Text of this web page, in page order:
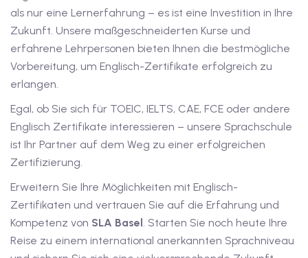
als nur eine Lernerfahrung – es ist eine Investition in Ihre
Zukunft. Unsere maßgeschneiderten Kurse und
erfahrene Lehrpersonen bieten Ihnen die bestmögliche
Vorbereitung, um Englisch-Zertifikate erfolgreich zu
erlangen.
Egal, ob Sie sich für TOEIC, IELTS, CAE, FCE oder andere
Englisch Zertifikate interessieren – unsere Sprachschule
ist Ihr Partner auf dem Weg zu einer erfolgreichen
Zertifizierung.
Erweitern Sie Ihre Möglichkeiten mit Englisch-
Zertifikaten und vertrauen Sie auf die Erfahrung und
Kompetenz von SLA Basel . Starten Sie noch heute Ihre
Reise zu einem international anerkannten Sprachniveau